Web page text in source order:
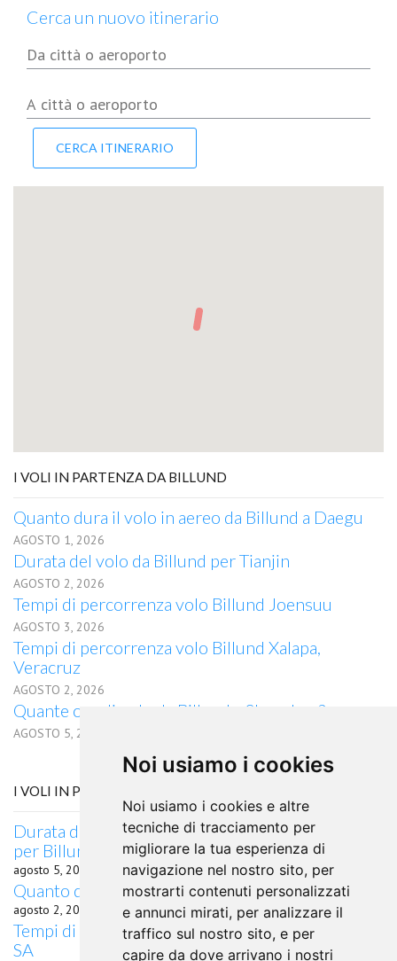
Noi usiamo i cookies
Noi usiamo i cookies e altre
tecniche di tracciamento per
migliorare la tua esperienza di
navigazione nel nostro sito, per
mostrarti contenuti personalizzati
e annunci mirati, per analizzare il
traffico sul nostro sito, e per
capire da dove arrivano i nostri
Cerca un nuovo itinerario
I VOLI IN PARTENZA DA BILLUND
Quanto dura il volo in aereo da Billund a Daegu
AGOSTO 1, 2026
Durata del volo da Billund per Tianjin
AGOSTO 2, 2026
Tempi di percorrenza volo Billund Joensuu
AGOSTO 3, 2026
Tempi di percorrenza volo Billund Xalapa,
Veracruz
AGOSTO 2, 2026
Quante ore di volo da Billund a Shenzhen?
AGOSTO 5, 2026
I VOLI IN PARTENZA DA SANDEFJORD
Durata del volo quanto dura il volo da Sandefjord
per Billund
agosto 5, 2026
Quanto dura il volo in aereo da Sandefjord a Pisa
agosto 2, 2026
Tempi di percorrenza volo Sandefjord Whyalla,
SA